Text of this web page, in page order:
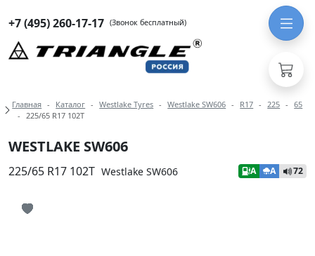
+7 (495) 260-17-17 (Звонок бесплатный)
Навигация по разделам модели
Главная Каталог Westlake Tyres Westlake SW606 R17 225
65
225/65 R17 102T
WESTLAKE SW606
225/65 R17 102T Westlake SW606 A A 72